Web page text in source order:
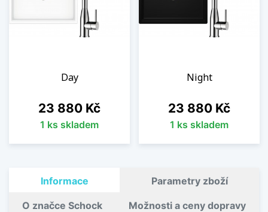
Day
Cena
23 880 Kč
1 ks skladem
Night
Cena
23 880 Kč
1 ks skladem
Informace Parametry zboží
O značce Schock Možnosti a ceny dopravy